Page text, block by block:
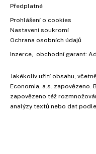
Předplatné
Prohlášení o cookies
Nastavení soukromí
Ochrana osobních údajů
Inzerce, obchodní garant:
Jakékoliv užití obsahu,
Economia, a.s. zapovězeno.
zapovězeno též
analýzy textů nebo dat